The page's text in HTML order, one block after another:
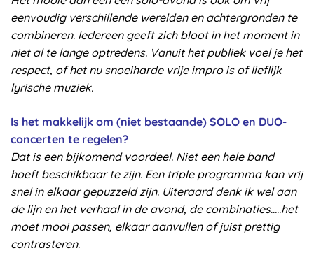
eenvoudig verschillende werelden en achtergronden te
combineren. Iedereen geeft zich bloot in het moment in
niet al te lange optredens. Vanuit het publiek voel je het
respect, of het nu snoeiharde vrije impro is of lieflijk
lyrische muziek.
Is het makkelijk om (niet bestaande) SOLO en DUO-
concerten te regelen?
Dat is een bijkomend voordeel. Niet een hele band
hoeft beschikbaar te zijn. Een triple programma kan vrij
snel in elkaar gepuzzeld zijn. Uiteraard denk ik wel aan
de lijn en het verhaal in de avond, de combinaties…..het
moet mooi passen, elkaar aanvullen of juist prettig
contrasteren.